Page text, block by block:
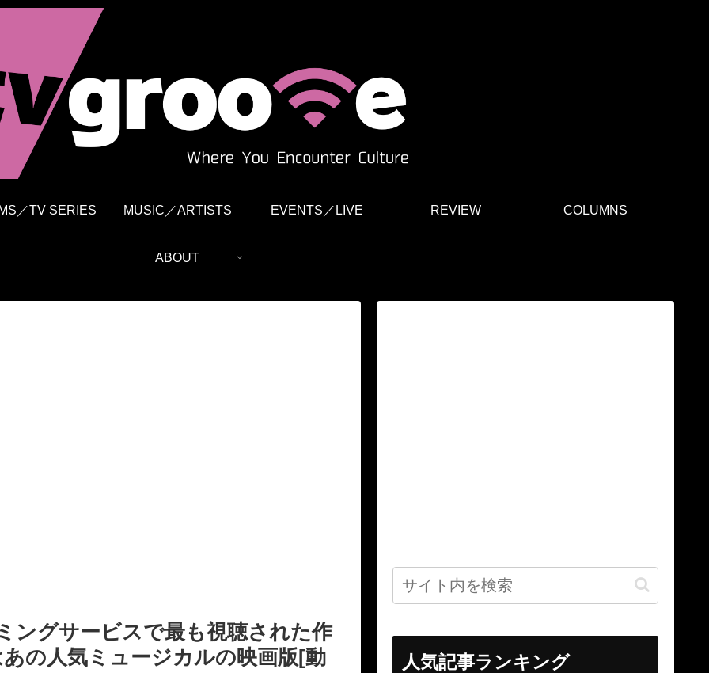
／TV SERIES MUSIC／ARTISTS EVENTS／LIVE REVIEW COLUMNS
ABOUT
ングサービスで最も視聴された作
の人気ミュージカルの映画版[動
人気記事ランキング